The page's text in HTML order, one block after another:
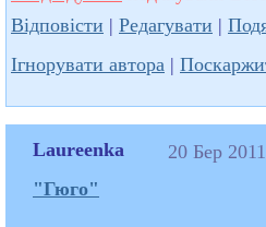
Відповісти | Редагувати |
Ігнорувати автора |
Laureenka
"Гюго"
20 Бер